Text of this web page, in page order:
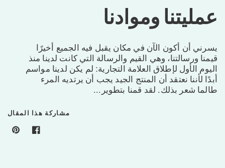
عمليتنا وموادنا
يسرني أن أكون الآن في مكان يقبل فيه الجميع أخيرًا
قيمنا ورسالتنا، وهي القيم والرسالة التي كانت لدينا منذ
اليوم الأول لإطلاق العلامة التجارية: لم يكن لدينا مواسم
أبدًا لأننا نعتقد أن المنتج الجيد يجب أن يرتديه المرء
طالما شعر بذلك. لقد قمنا بتطوير...
مشاركة هذا المقال